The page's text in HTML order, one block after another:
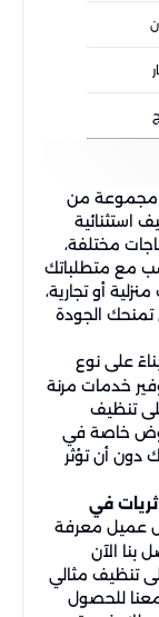
مجموعة من
استثنائية
مختلفة،
مع متطلباتك
أو تجارية،
تمنحك الجودة
على نوع
خدمات مرنة
تنظيف
خاصة في
دون أن تؤثر
في
عميل معرفة
بنا الآن
تنظيف مثالي
معنا للحصول